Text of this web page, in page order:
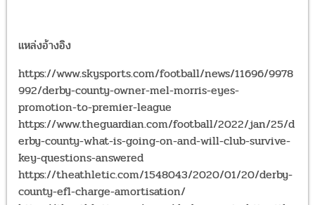
แหล่งอ้างอิง
https://www.skysports.com/football/news/11696/9978
992/derby-county-owner-mel-morris-eyes-
promotion-to-premier-league
https://www.theguardian.com/football/2022/jan/25/d
erby-county-what-is-going-on-and-will-club-survive-
key-questions-answered
https://theathletic.com/1548043/2020/01/20/derby-
county-efl-charge-amortisation/